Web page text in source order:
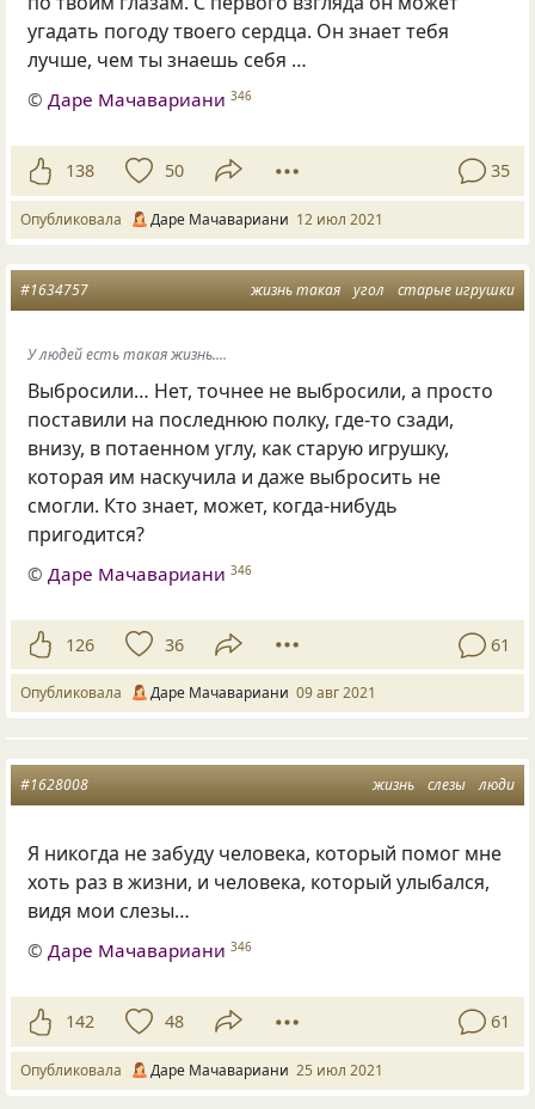
угадать погоду твоего сердца. Он знает тебя
лучше, чем ты знаешь себя …
© Даре Мачавариани 346
138 50 35
Опубликовала Даре Мачавариани 12 июл 2021
жизнь такая угол старые игрушки
#1634757
У людей есть такая жизнь....
Выбросили… Нет, точнее не выбросили, а просто
поставили на последнюю полку, где-то сзади,
внизу, в потаенном углу, как старую игрушку,
которая им наскучила и даже выбросить не
смогли. Кто знает, может, когда-нибудь
пригодится?
© Даре Мачавариани 346
126 36 61
Опубликовала Даре Мачавариани 09 авг 2021
жизнь слезы люди
#1628008
Я никогда не забуду человека, который помог мне
хоть раз в жизни, и человека, который улыбался,
видя мои слезы…
©Даре Мачавариани 346
142 48 61
Опубликовала Даре Мачавариани 25 июл 2021